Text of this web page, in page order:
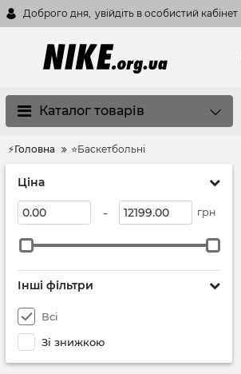
Доброго дня, увійдіть в особистий кабінет
Каталог товарів
⚡Головна ⭐Баскетбольні
Ціна
- грн
Інші фільтри
Всі
Зі знижкою